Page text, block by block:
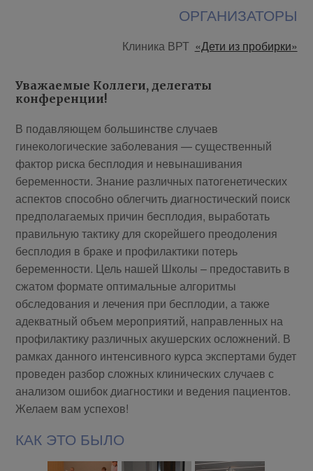
ОРГАНИЗАТОРЫ
Клиника ВРТ «Дети из пробирки»
Уважаемые Коллеги, делегаты
конференции!
В подавляющем большинстве случаев
гинекологические заболевания — существенный
фактор риска бесплодия и невынашивания
беременности. Знание различных патогенетических
аспектов способно облегчить диагностический поиск
предполагаемых причин бесплодия, выработать
правильную тактику для скорейшего преодоления
бесплодия в браке и профилактики потерь
беременности. Цель нашей Школы – предоставить в
сжатом формате оптимальные алгоритмы
обследования и лечения при бесплодии, а также
адекватный объем мероприятий, направленных на
профилактику различных акушерских осложнений. В
рамках данного интенсивного курса экспертами будет
проведен разбор сложных клинических случаев с
анализом ошибок диагностики и ведения пациентов.
Желаем вам успехов!
КАК ЭТО БЫЛО